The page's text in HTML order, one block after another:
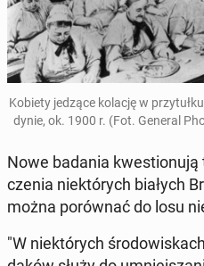
Kobiety jedzące kolację w
dy­nie, ok. 1900 r. (Fot. General
Nowe badania
cze­nia nie­któ­rych białych
można po­rów­nać do losu
"W nie­któ­rych